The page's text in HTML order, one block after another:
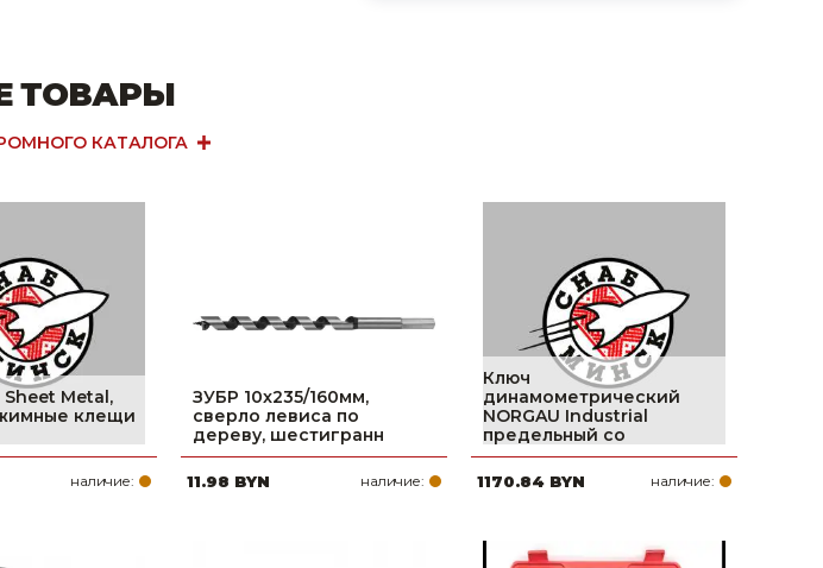
ТОВАРЫ
КАТАЛОГА
Sheet Metal,
клещи
наличие:
ЗУБР 10x235/160мм,
сверло левиса по
дереву, шестигранн
11.98 BYN наличие:
Ключ
динамометрический
NORGAU Industrial
предельный со
1170.84 BYN наличие: